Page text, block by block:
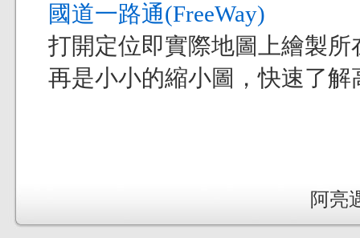
國道一路通(FreeWay)
打開定位即實際地圖上繪製
再是小小的縮小圖，快速了
阿亮